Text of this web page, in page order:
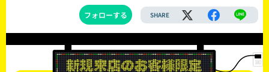
フォローする SHARE